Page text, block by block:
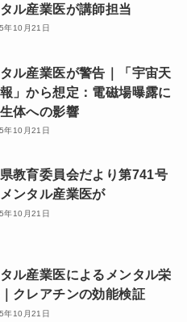
ル産業医が講師担当
年10月21日
ル産業医が警告｜「宇宙天
」から想定：電磁場曝露に
体への影響
年10月21日
教育委員会だより第741号
ンタル産業医が
年10月21日
ル産業医によるメンタル栄
クレアチンの効能検証
年10月21日